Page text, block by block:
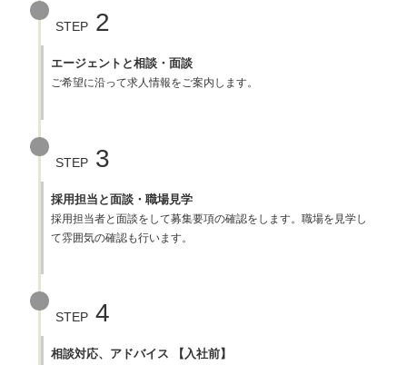
STEP 2
エージェントと相談・面談
ご希望に沿って求人情報をご案内します。
STEP 3
採用担当と面談・職場見学
採用担当者と面談をして募集要項の確認をします。職場を見学し
て雰囲気の確認も行います。
STEP 4
相談対応、アドバイス 【入社前】